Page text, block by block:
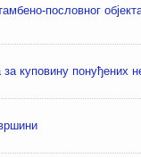
пословног
куповину понуђених